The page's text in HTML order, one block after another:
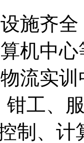
施齐
机中
流实
工、
制、